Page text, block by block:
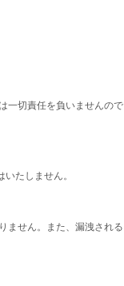
一切責任を負いませんので
たしません。
ません。また、漏洩される